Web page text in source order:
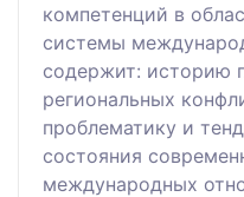
компетенций в
системы
содержит: историю
региональных
проблематику и
состояния
международных